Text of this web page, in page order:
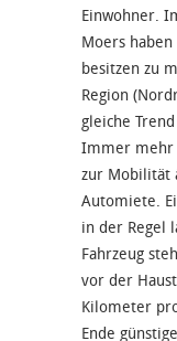
Einwohner.
Moers
besitzen zu
Region
gleiche
Immer mehr
zur Mobilität
Automiete.
in der Regel
Fahrzeug
vor der
Kilometer
Ende